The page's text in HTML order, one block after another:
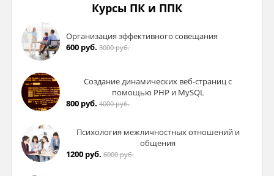
Курсы ПК и ППК
Организация эффективного совещания
600 руб. 3000 руб.
Создание динамических веб-страниц с
помощью PHP и MySQL
800 руб. 4000 руб.
Психология межличностных отношений и
общения
1200 руб. 6000 руб.